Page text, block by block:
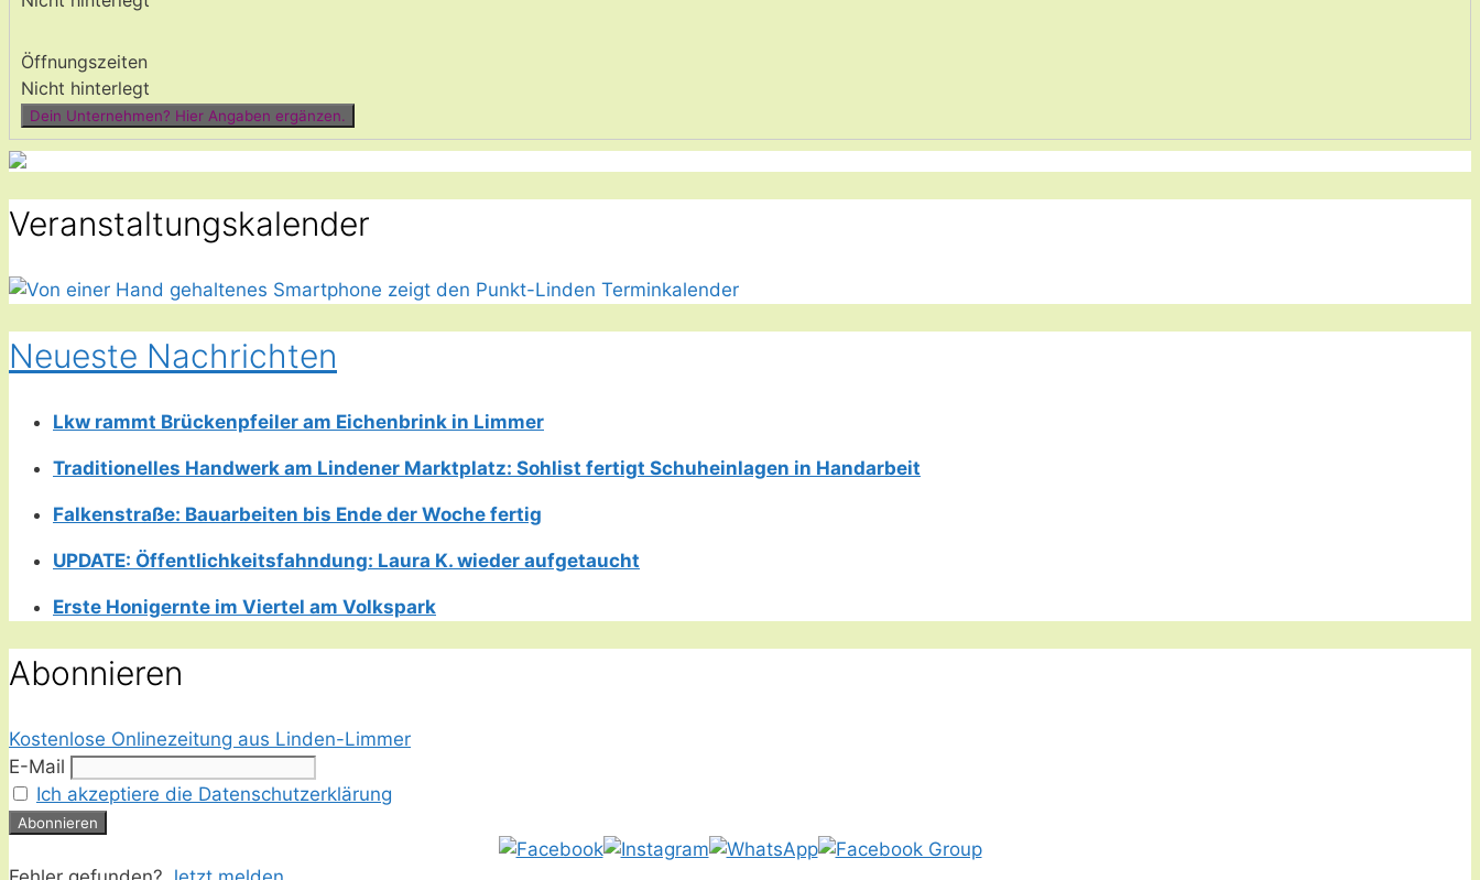
Öffnungszeiten
Nicht hinterlegt
Dein Unternehmen? Hier Angaben ergänzen.
Veranstaltungskalender
Neueste Nachrichten
Lkw rammt Brückenpfeiler am Eichenbrink in Limmer
Traditionelles Handwerk am Lindener Marktplatz: Sohlist fertigt Schuheinlagen in Handarbeit
Falkenstraße: Bauarbeiten bis Ende der Woche fertig
UPDATE: Öffentlichkeitsfahndung: Laura K. wieder aufgetaucht
Erste Honigernte im Viertel am Volkspark
Abonnieren
Kostenlose Onlinezeitung aus Linden-Limmer
E-Mail
Ich akzeptiere die Datenschutzerklärung